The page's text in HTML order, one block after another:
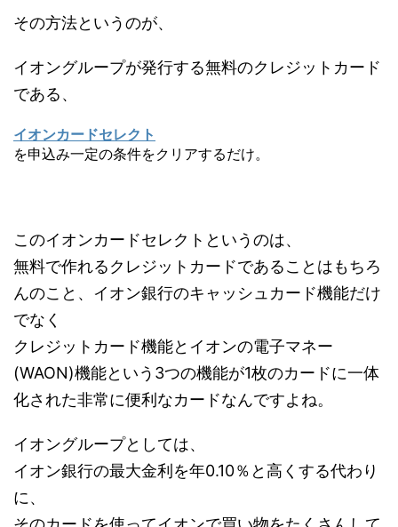
その方法というのが、
イオングループが発行する無料のクレジットカード
である、
イオンカードセレクト
を申込み一定の条件をクリアするだけ。
このイオンカードセレクトというのは、
無料で作れるクレジットカードであることはもちろ
んのこと、イオン銀行のキャッシュカード機能だけ
でなく
クレジットカード機能とイオンの電子マネー
(WAON)機能という3つの機能が1枚のカードに一体
化された非常に便利なカードなんですよね。
イオングループとしては、
イオン銀行の最大金利を年0.10％と高くする代わり
に、